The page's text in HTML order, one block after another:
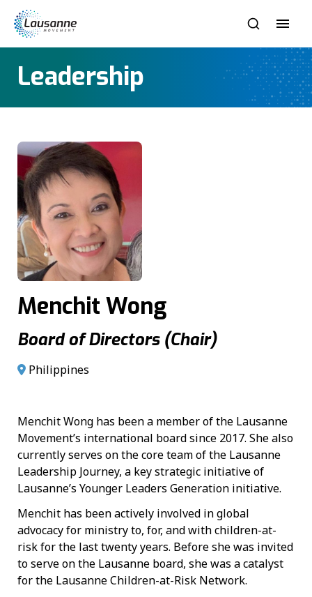
Leadership
Menchit Wong
Board of Directors (Chair)
Philippines
Menchit Wong has been a member of the Lausanne
Movement’s international board since 2017. She also
currently serves on the core team of the Lausanne
Leadership Journey, a key strategic initiative of
Lausanne’s Younger Leaders Generation initiative.
Menchit has been actively involved in global
advocacy for ministry to, for, and with children-at-
risk for the last twenty years. Before she was invited
to serve on the Lausanne board, she was a catalyst
for the Lausanne Children-at-Risk Network.